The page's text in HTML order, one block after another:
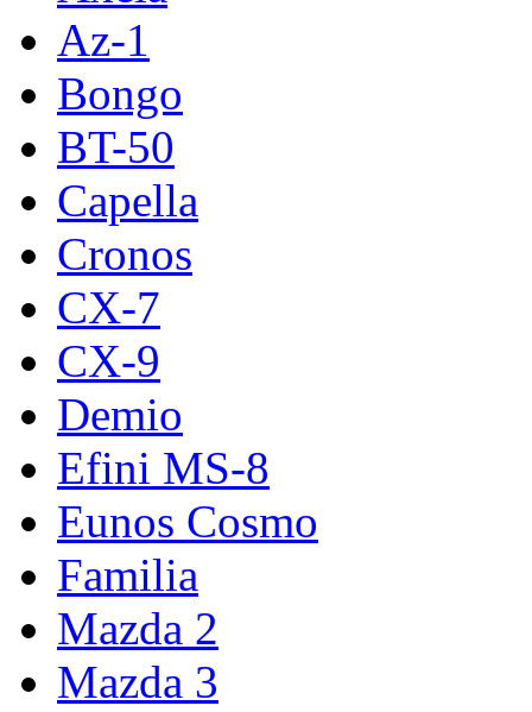
Az-1
Bongo
BT-50
Capella
Cronos
CX-7
CX-9
Demio
Efini MS-8
Eunos Cosmo
Familia
Mazda 2
Mazda 3